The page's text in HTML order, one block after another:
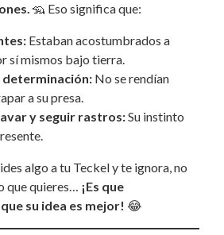
🦡 Eso significa que:
Estaban acostumbrados a
sí mismos bajo tierra.
determinación: No se rendían
a su presa.
y seguir rastros:Su instinto
algo a tu Teckel y te ignora, no
que quieres… ¡Es que
su idea es mejor! 😂